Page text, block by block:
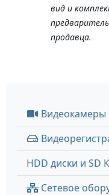
вид и
продавца.
Видеокамеры
HDD диски и SD
Сетевое